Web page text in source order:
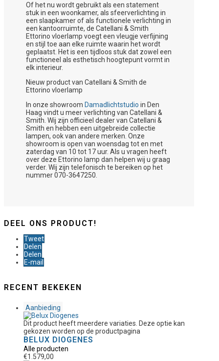
Of het nu wordt gebruikt als een statement
stuk in een woonkamer, als sfeerverlichting in
een slaapkamer of als functionele verlichting in
een kantoorruimte, de Catellani & Smith
Ettorino vloerlamp voegt een vleugje verfijning
en stijl toe aan elke ruimte waarin het wordt
geplaatst. Het is een tijdloos stuk dat zowel een
functioneel als esthetisch hoogtepunt vormt in
elk interieur.
Nieuw product van Catellani & Smith de
Ettorino vloerlamp
In onze showroom Damadlichtstudio in Den
Haag vindt u meer verlichting van Catellani &
Smith. Wij zijn officieel dealer van Catellani &
Smith en hebben een uitgebreide collectie
lampen, ook van andere merken. Onze
showroom is open van woensdag tot en met
zaterdag van 10 tot 17 uur. Als u vragen heeft
over deze Ettorino lamp dan helpen wij u graag
verder. Wij zijn telefonisch te bereiken op het
nummer 070-3647250.
DEEL ONS PRODUCT!
Tweet
Delen
Delen
E-mail
RECENT BEKEKEN
Aanbieding
Dit product heeft meerdere variaties. Deze optie kan
gekozen worden op de productpagina
BELUX DIOGENES
Alle producten
€1.579,00